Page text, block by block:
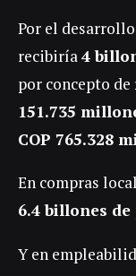
Por el
recibiría 4
por concepto de
151.735
COP 765.328
En compras
6.4 billones de
Y en